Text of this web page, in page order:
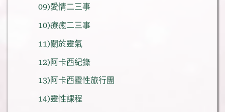
09)愛情二三事
10)療癒二三事
11)關於靈氣
12)阿卡西紀錄
13)阿卡西靈性旅行團
14)靈性課程